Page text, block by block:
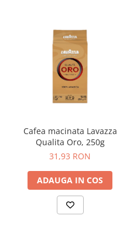
Cafea macinata Lavazza
Qualita Oro, 250g
31,93 RON
ADAUGA IN COS